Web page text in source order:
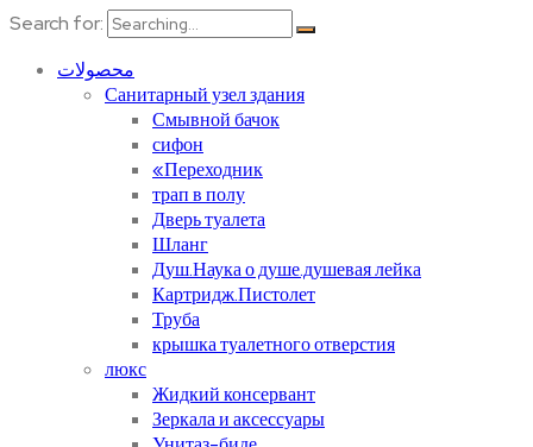
Search for:
محصولات
Санитарный узел здания
Смывной бачок
сифон
«Переходник
трап в полу
Дверь туалета
Шланг
Душ.Наука о душе.душевая лейка
Картридж.Пистолет
Труба
крышка туалетного отверстия
люкс
Жидкий консервант
Зеркала и аксессуары